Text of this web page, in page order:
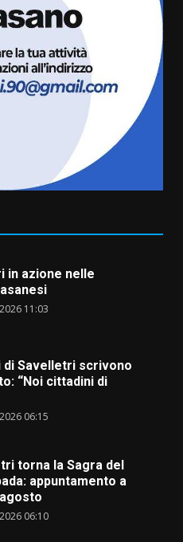
06:05
Fasano è escluso
17:30
azione nelle
11:03
Savelletri scrivono
“Noi cittadini di
06:15
torna la Sagra del
appuntamento a
06:10
giornalistico è un